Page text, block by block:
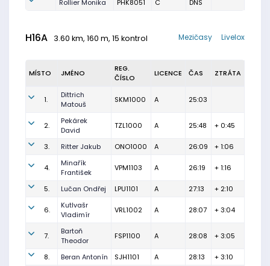
Rollier Monika PHK8051 C DNS
H16A 3.60 km, 160 m, 15 kontrol Livelox
Mezičasy
MÍSTO JMÉNO
REG.
ČÍSLO
LICENCE ČAS ZTRÁTA
1.
Dittrich
Matouš
SKM1000 A 25:03
2.
Pekárek
David
TZL1000 A 25:48 + 0:45
3. Ritter Jakub ONO1000 A 26:09 + 1:06
4.
Minařík
František
VPM1103 A 26:19 + 1:16
5. Lučan Ondřej LPU1101 A 27:13 + 2:10
6.
Kutlvašr
Vladimír
VRL1002 A 28:07 + 3:04
7.
Bartoň
Theodor
FSP1100 A 28:08 + 3:05
8. Beran Antonín SJH1101 A 28:13 + 3:10